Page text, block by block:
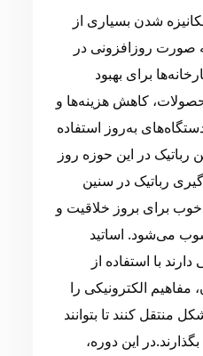
شدن بسیاری از
صورت روزافزونی در
برای بهبود
کاهش هزینه‌ها و
به‌روز استفاده
رباتیک در این حوزه روز
رباتیک در سنین
خوب برای بروز خلاقیت و
می‌شود. اساتید
با استفاده از
الکترونیکی را
منتقل کنند تا بتوانند
این دوره،